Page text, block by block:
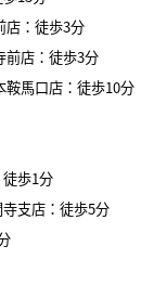
店：徒歩3分
前店：徒歩3分
鞍馬口店：徒歩10分
徒歩1分
支店：徒歩5分